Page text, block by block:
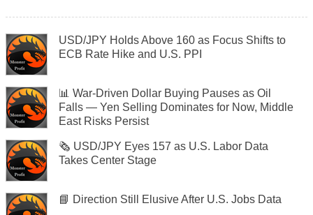
USD/JPY Holds Above 160 as Focus Shifts to
ECB Rate Hike and U.S. PPI
📊 War-Driven Dollar Buying Pauses as Oil
Falls — Yen Selling Dominates for Now, Middle
East Risks Persist
🗞️ USD/JPY Eyes 157 as U.S. Labor Data
Takes Center Stage
📘 Direction Still Elusive After U.S. Jobs Data